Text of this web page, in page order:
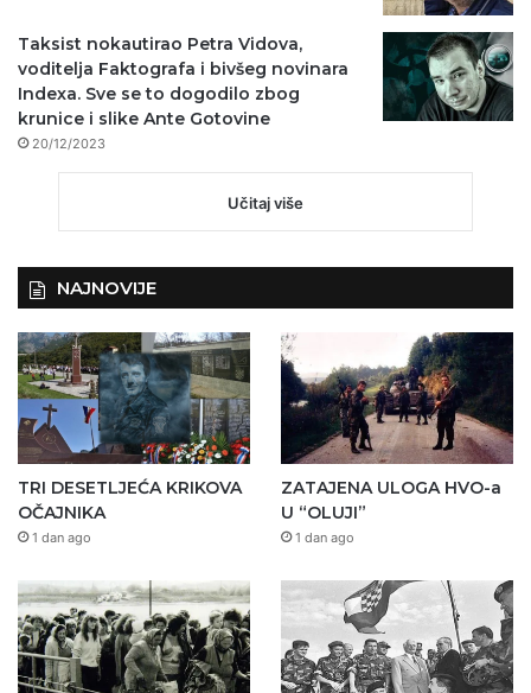
Taksist nokautirao Petra Vidova,
voditelja Faktografa i bivšeg novinara
Indexa. Sve se to dogodilo zbog
krunice i slike Ante Gotovine
20/12/2023
Učitaj više
NAJNOVIJE
TRI DESETLJEĆA KRIKOVA
OČAJNIKA
1 dan ago
ZATAJENA ULOGA HVO-a
U “OLUJI”
1 dan ago